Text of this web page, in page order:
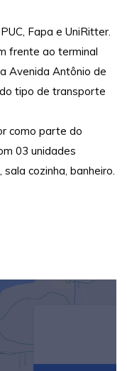
Fapa e UniRitter.
frente ao terminal
Avenida Antônio de
tipo de transporte
como parte do
03 unidades
cozinha, banheiro.